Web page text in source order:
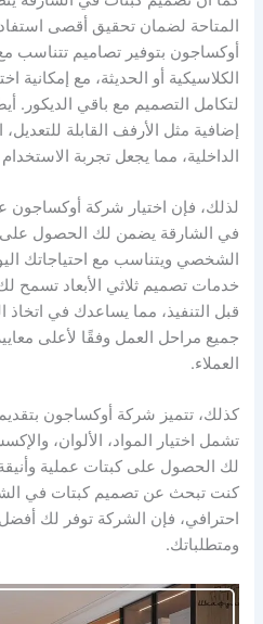
المتاحة لضمان تحقيق أقصى
أوكساجون بتوفير تصاميم تتناسب
الكلاسيكية أو الحديثة، مع إمكانية
لتكامل التصميم مع باقي الديكور.
إضافية مثل الأرفف القابلة للتعديل،
الداخلية، مما يجعل تجربة
لذلك، فإن اختيار شركة
في الشارقة يضمن لك الحصول
الشخصي ويتناسب مع احتياجاتك
خدمات تصميم ثلاثي الأبعاد تسمح
قبل التنفيذ، مما يساعدك في اتخاذ
جميع مراحل العمل وفقًا لأعلى
العملاء.
كذلك، تتميز شركة أوكساجون
تشمل اختيار المواد، الألوان،
لك الحصول على كبتات عملية
كنت تبحث عن تصميم كبتات في
احترافي، فإن الشركة توفر لك
ومتطلباتك.